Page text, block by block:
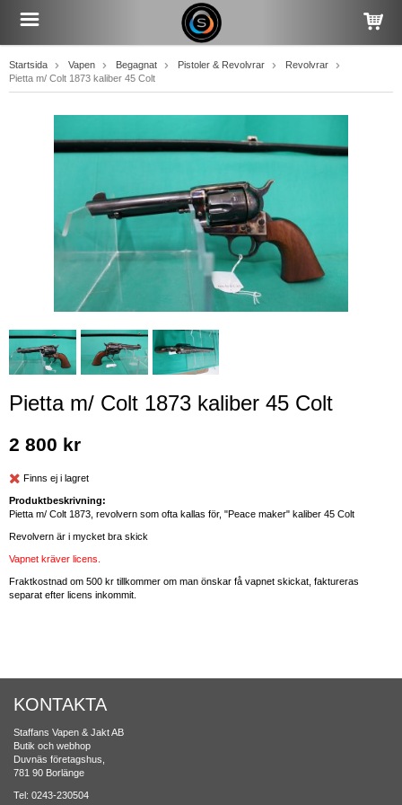
Startsida Vapen Begagnat Pistoler & Revolvrar
Revolvrar
Pietta m/ Colt 1873 kaliber 45 Colt
Pietta m/ Colt 1873 kaliber 45 Colt
2 800 kr
Finns ej i lagret
Produktbeskrivning:
Pietta m/ Colt 1873, revolvern som ofta kallas för, "Peace maker" kaliber 45 Colt
Revolvern är i mycket bra skick
Vapnet kräver licens.
Fraktkostnad om 500 kr tillkommer om man önskar få vapnet skickat, faktureras
separat efter licens inkommit.
KONTAKTA
Staffans Vapen & Jakt AB
Butik och webhop
Duvnäs företagshus,
781 90 Borlänge
Tel: 0243-230504